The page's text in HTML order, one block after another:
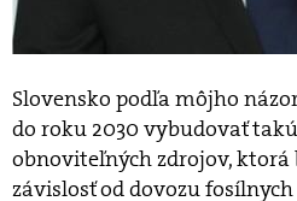
Slovensko podľa môjho
do roku 2030 vybudovať
obnoviteľných zdrojov, ktorá
závislosť od dovozu